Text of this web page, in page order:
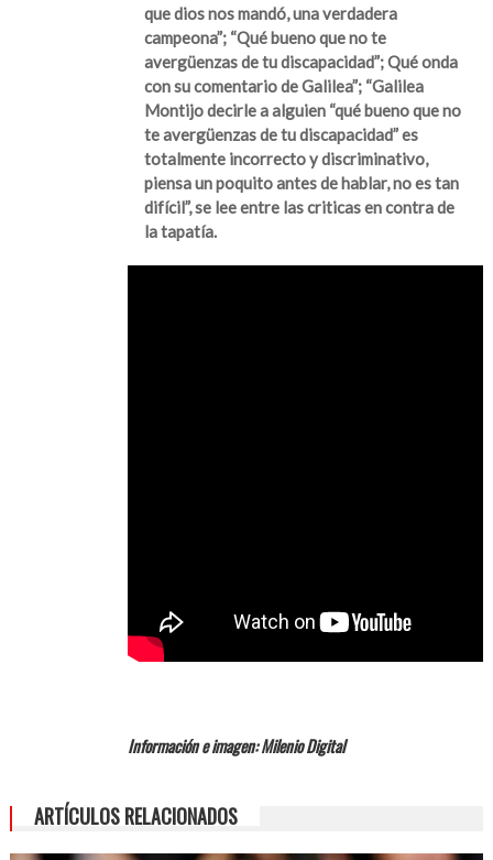
que dios nos mandó, una verdadera
campeona”; “Qué bueno que no te
avergüenzas de tu discapacidad”; Qué onda
con su comentario de Galilea”; “Galilea
Montijo decirle a alguien “qué bueno que no
te avergüenzas de tu discapacidad” es
totalmente incorrecto y discriminativo,
piensa un poquito antes de hablar, no es tan
difícil”, se lee entre las criticas en contra de
la tapatía.
Información e imagen: Milenio Digital
ARTÍCULOS RELACIONADOS